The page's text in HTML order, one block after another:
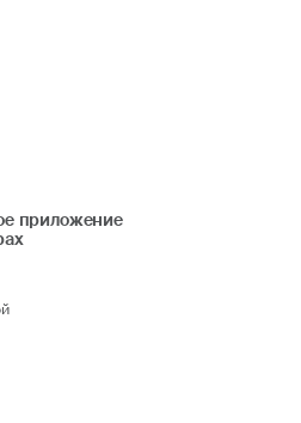
приложение